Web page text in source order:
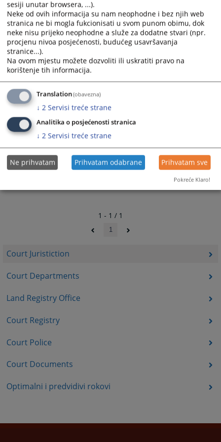
Court Juristiction
Court Departments
Land Registry Office
Court Registry
Court Police
Court Documents
Optimalni i predvidivi rokovi
Nadležnost, unutrašnje uređenje i rad suda regulisani
su Zakonom o sudovima Republike Srpske („Službeni
glasnik Republike Srpske” broj 111/04, 109/05 i 37/06)
Pravilnikom o unutrašnjem poslovanju redovnih
sudova („Službeni list SR BIH „ broj 3/76) i ostalim
pozitivno-pravnim propisima Bosne i Hercegovine i
Republike Srpske.
3003
1 - 1 / 1
1
sesiji unutar browsera, ...).
Neke od ovih informacija su nam neophodne i bez njih web
stranica ne bi mogla fukcionisati u svom punom obimu, dok
neke nisu prijeko neophodne a služe za dodatne stvari (npr.
procjenu nivoa posjećenosti, budućeg usavršavanja
stranice...).
Na ovom mjestu možete dozvoliti ili uskratiti pravo na
korištenje tih informacija.
Translation(obavezna)
↓ 2 Servisi treće strane
Analitika o posjećenosti stranica
↓ 2 Servisi treće strane
Ne prihvatam Prihvatam odabrane Prihvatam sve
Pokreće Klaro!